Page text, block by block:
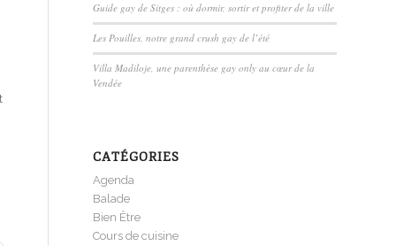
Guide gay de Sitges : où dormir, sortir et profiter de la ville
Les Pouilles, notre grand crush gay de l’été
Villa Madiloje, une parenthèse gay only au cœur de la
Vendée
CATÉGORIES
Agenda
Balade
Bien Être
Cours de cuisine